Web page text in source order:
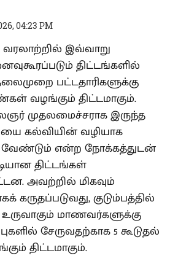
04:23 PM
வரலாற்றில் இவ்வாறு
திட்டங்களில்
பட்டதாரிகளுக்கு
வழங்கும் திட்டமாகும்.
முதலமைச்சராக இருந்த
கல்வியின் வழியாக
வேண்டும் என்ற நோக்கத்துடன்
திட்டங்கள்
அவற்றில் மிகவும்
கருதப்படுவது, குடும்பத்தில்
உருவாகும் மாணவர்களுக்கு
சேருவதற்காக 5 கூடுதல்
திட்டமாகும்.